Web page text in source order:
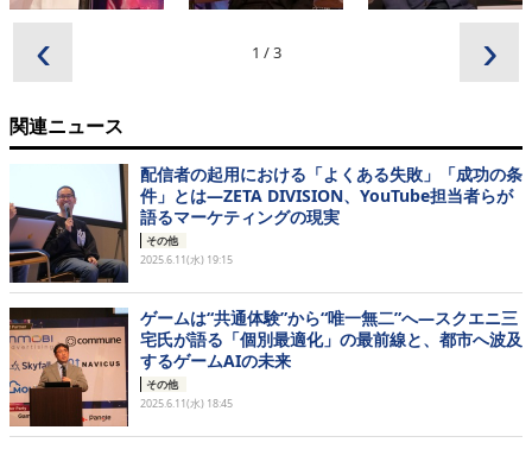
1 /3
‹ ›
関連ニュース
配信者の起用における「よくある失敗」「成功の条
件」とは―ZETA DIVISION、YouTube担当者らが
語るマーケティングの現実
その他
2025.6.11(水) 19:15
ゲームは“共通体験”から“唯一無二”へ―スクエニ三
宅氏が語る「個別最適化」の最前線と、都市へ波及
するゲームAIの未来
その他
2025.6.11(水) 18:45